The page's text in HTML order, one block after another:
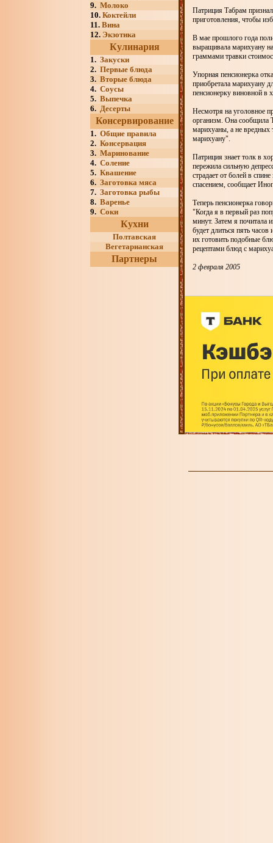
9. Молоко
10. Коктейли
11. Вина
12. Экзотика
Кулинария
1. Закуски
2. Первые блюда
3. Вторые блюда
4. Соусы
5. Выпечка
6. Десерты
Консервирование
1. Общие правила
2. Консервация
3. Маринование
4. Соление
5. Квашение
6. Заготовка мяса
7. Заготовка рыбы
8. Варенье
9. Соки
Кухни
Полтавская
Вегетарианская
Партнеры
Патриция Табрам
приготовления, чтобы
В мае прошлого года
выращивала марихуану
граммами травки
Упорная пенсионерка
приобретала марихуану
пенсионерку виновной в
Несмотря на уголовное
организм. Она сообщила
марихуаны, а не вредных
марихуану".
Патриция знает толк в
пережила сильную
страдает от болей в
спасением, сообщает
Теперь пенсионерка
"Когда я в первый раз
минут. Затем я почитала
будет длиться пять
их готовить подобные
рецептами блюд с
2 февраля 2005